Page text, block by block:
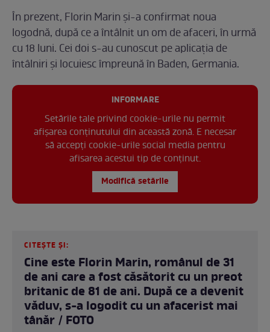
În prezent, Florin Marin și-a confirmat noua
logodnă, după ce a întâlnit un om de afaceri, în urmă
cu 18 luni. Cei doi s-au cunoscut pe aplicația de
întâlniri și locuiesc împreună în Baden, Germania.
INFORMARE
Setările tale privind cookie-urile nu permit
afișarea conținutului din această zonă. E necesar
să accepți cookie-urile social media pentru
afisarea acestui tip de conținut.
Modifică setările
CITEȘTE ȘI:
Cine este Florin Marin, românul de 31
de ani care a fost căsătorit cu un preot
britanic de 81 de ani. După ce a devenit
văduv, s-a logodit cu un afacerist mai
tânăr / FOTO